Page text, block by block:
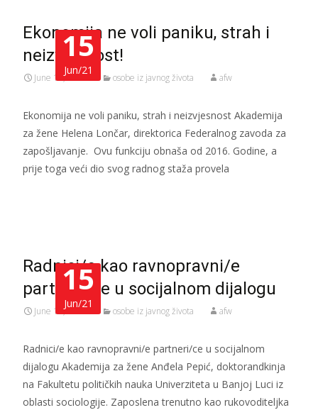
15
Jun/21
Ekonomija ne voli paniku, strah i
neizvjesnost!
June 15, 2021 osobe iz javnog života afw
Ekonomija ne voli paniku, strah i neizvjesnost Akademija
za žene Helena Lončar, direktorica Federalnog zavoda za
zapošljavanje. Ovu funkciju obnaša od 2016. Godine, a
prije toga veći dio svog radnog staža provela
15
Jun/21
Radnici/e kao ravnopravni/e
partneri/ce u socijalnom dijalogu
June 15, 2021 osobe iz javnog života afw
Radnici/e kao ravnopravni/e partneri/ce u socijalnom
dijalogu Akademija za žene Anđela Pepić, doktorandkinja
na Fakultetu političkih nauka Univerziteta u Banjoj Luci iz
oblasti sociologije. Zaposlena trenutno kao rukovoditeljka